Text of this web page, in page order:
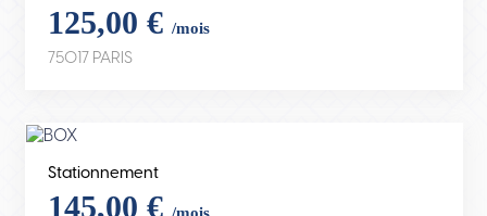
125,00 € /mois
75017 PARIS
Stationnement
145,00 €